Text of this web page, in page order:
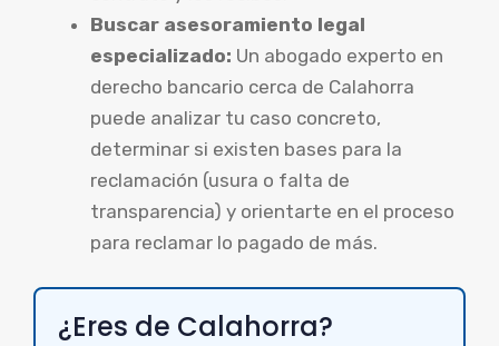
Buscar asesoramiento legal
especializado: Un abogado experto en
derecho bancario cerca de Calahorra
puede analizar tu caso concreto,
determinar si existen bases para la
reclamación (usura o falta de
transparencia) y orientarte en el proceso
para reclamar lo pagado de más.
¿Eres de Calahorra?